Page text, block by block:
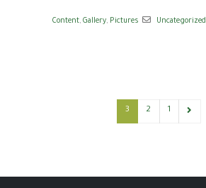
Uncategorized
Content, Gallery, Pictures
1
2
3